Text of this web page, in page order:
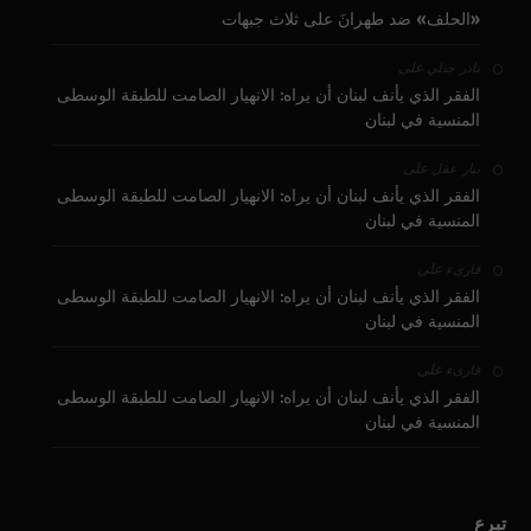
«الحلف» ضد طهرانَ على ثلاث جبهات
نادر جبلي على
الفقر الذي يأنف لبنان أن يراه: الانهيار الصامت للطبقة الوسطى
المنسية في لبنان
بيار عقل على
الفقر الذي يأنف لبنان أن يراه: الانهيار الصامت للطبقة الوسطى
المنسية في لبنان
قارىء على
الفقر الذي يأنف لبنان أن يراه: الانهيار الصامت للطبقة الوسطى
المنسية في لبنان
قارىء على
الفقر الذي يأنف لبنان أن يراه: الانهيار الصامت للطبقة الوسطى
المنسية في لبنان
تبرع